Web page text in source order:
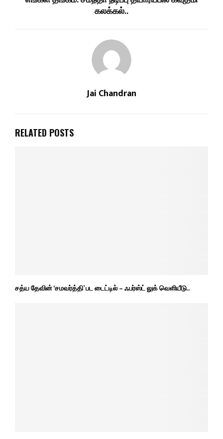
கலக்கல்..
Jai Chandran
RELATED POSTS
சத்ய தேவின் ‘சமவர்த்தி’ பட டைட்டில் – ஃபர்ஸ்ட் லுக் வெளியீடு..